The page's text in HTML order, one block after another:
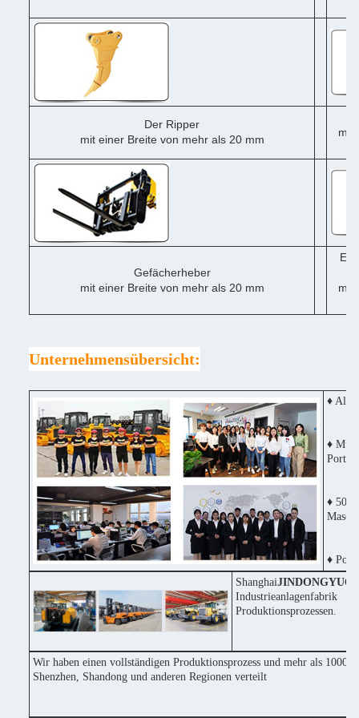
Der Ripper
mit einer Breite von mehr als 20 mm
mit
Gefächerheber
mit einer Breite von mehr als 20 mm
mit
Unternehmensübersicht:
♦ Alle
♦
♦ 50%
♦
ShanghaiJINDONGYU
Produktionsprozessen.
Wir haben einen vollständigen Produktionsprozess und mehr als 1000
Shenzhen, Shandong und anderen Regionen verteilt